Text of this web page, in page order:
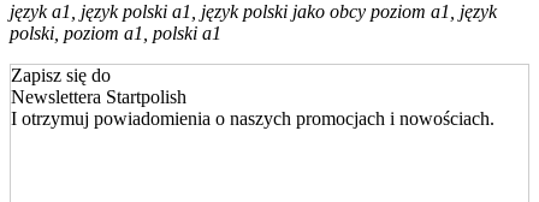
język a1, język polski a1, język polski jako obcy poziom a1, język
polski, poziom a1, polski a1
Zapisz się do
Newslettera Startpolish
I otrzymuj powiadomienia o naszych promocjach i nowościach.